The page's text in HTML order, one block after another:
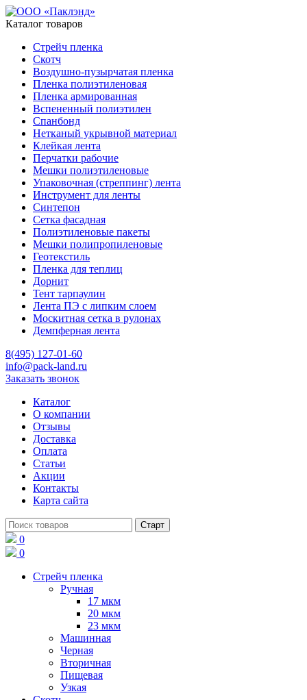
Каталог товаров
Стрейч пленка
Скотч
Воздушно-пузырчатая пленка
Пленка полиэтиленовая
Пленка армированная
Вспененный полиэтилен
Спанбонд
Нетканый укрывной материал
Клейкая лента
Перчатки рабочие
Мешки полиэтиленовые
Упаковочная (стреппинг) лента
Инструмент для ленты
Синтепон
Сетка фасадная
Полиэтиленовые пакеты
Мешки полипропиленовые
Геотекстиль
Пленка для теплиц
Дорнит
Тент тарпаулин
Лента ПЭ с липким слоем
Москитная сетка в рулонах
Демпферная лента
8(495) 127-01-60
info@pack-land.ru
Заказать звонок
Каталог
О компании
Отзывы
Доставка
Оплата
Статьи
Акции
Контакты
Карта сайта
0
0
Стрейч пленка
Ручная
17 мкм
20 мкм
23 мкм
Машинная
Черная
Вторичная
Пищевая
Узкая